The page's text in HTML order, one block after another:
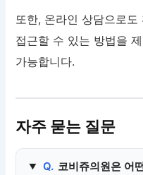
또한, 온라인 상담으로
접근할 수 있는 방법을
가능합니다.
자주 묻는 질문
Q. 코비쥬의원은 어